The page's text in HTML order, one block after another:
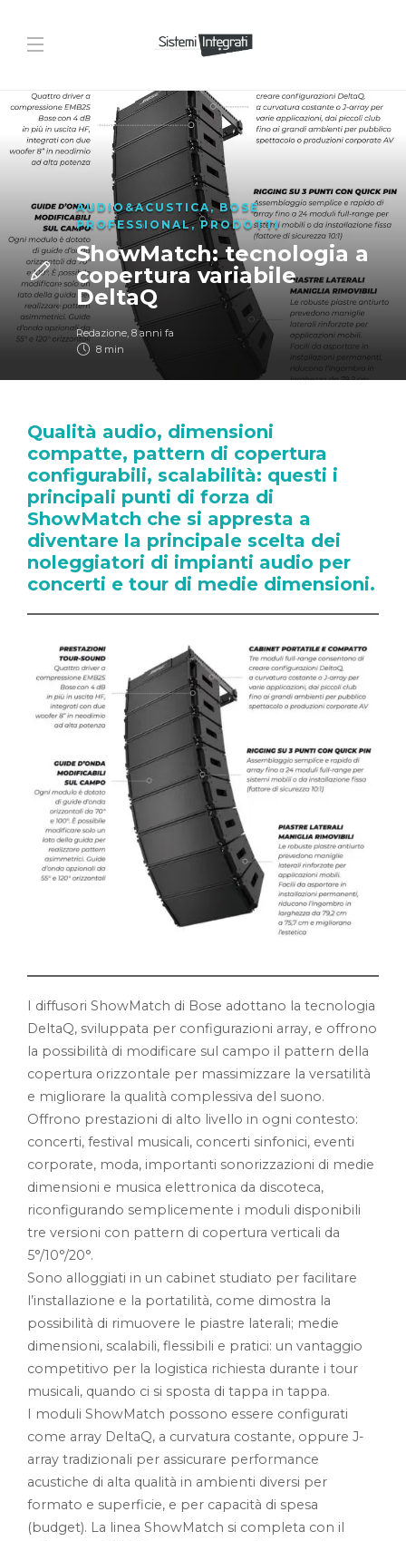
AUDIO&ACUSTICA ,BOSE
PROFESSIONAL,PRODOTTI
ShowMatch: tecnologia a
copertura variabile
DeltaQ
Redazione, 8 anni fa
8 min
Qualità audio, dimensioni
compatte, pattern di copertura
configurabili, scalabilità: questi i
principali punti di forza di
ShowMatch che si appresta a
diventare la principale scelta dei
noleggiatori di impianti audio per
concerti e tour di medie dimensioni.
I diffusori ShowMatch di Bose adottano la tecnologia
DeltaQ, sviluppata per configurazioni array, e offrono
la possibilità di modificare sul campo il pattern della
copertura orizzontale per massimizzare la versatilità
e migliorare la qualità complessiva del suono.
Offrono prestazioni di alto livello in ogni contesto:
concerti, festival musicali, concerti sinfonici, eventi
corporate, moda, importanti sonorizzazioni di medie
dimensioni e musica elettronica da discoteca,
riconfigurando semplicemente i moduli disponibili
tre versioni con pattern di copertura verticali da
5°/10°/20°.
Sono alloggiati in un cabinet studiato per facilitare
l’installazione e la portatilità, come dimostra la
possibilità di rimuovere le piastre laterali; medie
dimensioni, scalabili, flessibili e pratici: un vantaggio
competitivo per la logistica richiesta durante i tour
musicali, quando ci si sposta di tappa in tappa.
I moduli ShowMatch possono essere configurati
come array DeltaQ, a curvatura costante, oppure J-
array tradizionali per assicurare performance
acustiche di alta qualità in ambienti diversi per
formato e superficie, e per capacità di spesa
(budget). La linea ShowMatch si completa con il